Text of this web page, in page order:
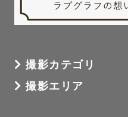
撮影カテゴリ
撮影エリア